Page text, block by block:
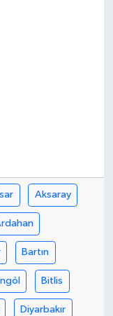
Aksaray
Bartın
Bitlis
Diyarbakır